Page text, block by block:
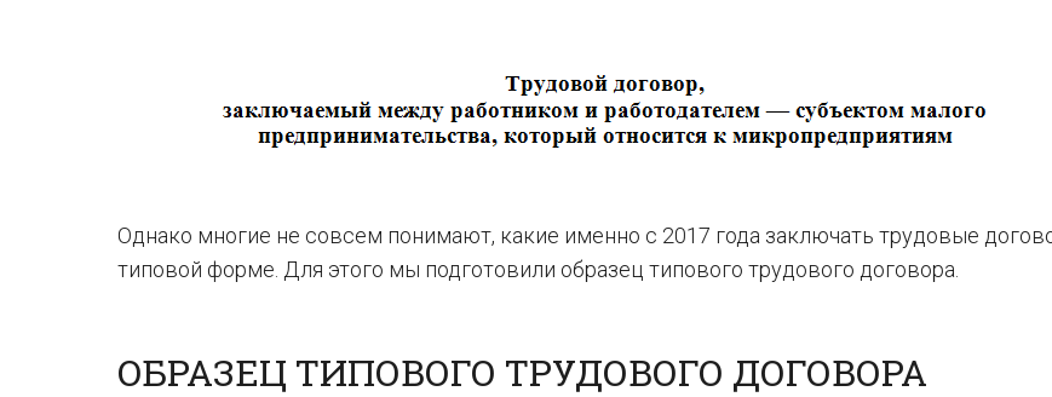
Однако многие не совсем понимают, какие именно с 2017 года заключать трудовые
типовой форме. Для этого мы подготовили образец типового трудового договора.
ОБРАЗЕЦ ТИПОВОГО ТРУДОВОГО ДОГОВОРА